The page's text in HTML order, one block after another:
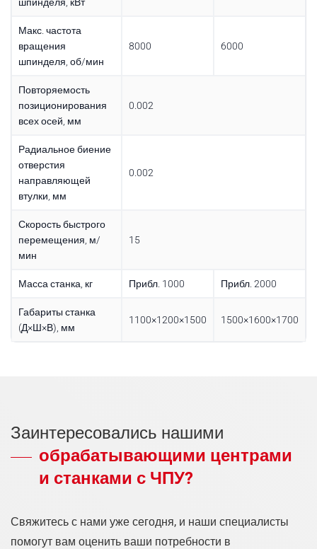
Макс. частота
вращения
шпинделя, об/мин
8000 6000
Повторяемость
позиционирования
всех осей, мм
0.002
Радиальное биение
отверстия
направляющей
втулки, мм
0.002
Скорость быстрого
перемещения, м/
мин
15
Масса станка, кг Прибл. 1000 Прибл. 2000
Габариты станка
(Д×Ш×В), мм
1100×1200×1500 1500×1600×1700
Заинтересовались нашими
обрабатывающими центрами
и станками с ЧПУ?
Свяжитесь с нами уже сегодня, и наши специалисты
помогут вам оценить ваши потребности в